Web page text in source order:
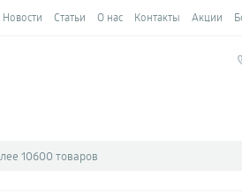
Новости Статьи О нас Контакты Акции